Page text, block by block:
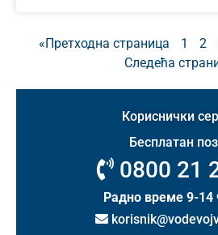
«Претходна страница 1 2
Следећа
Кориснички
Бесплатан
0800 21
Радно време 9-14